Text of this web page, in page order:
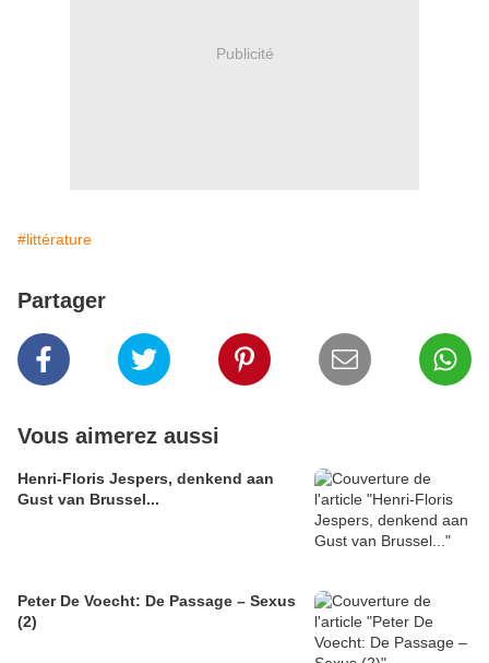
Publicité
#littérature
Partager
Vous aimerez aussi
Henri-Floris Jespers, denkend aan
Gust van Brussel...
Peter De Voecht: De Passage – Sexus
(2)